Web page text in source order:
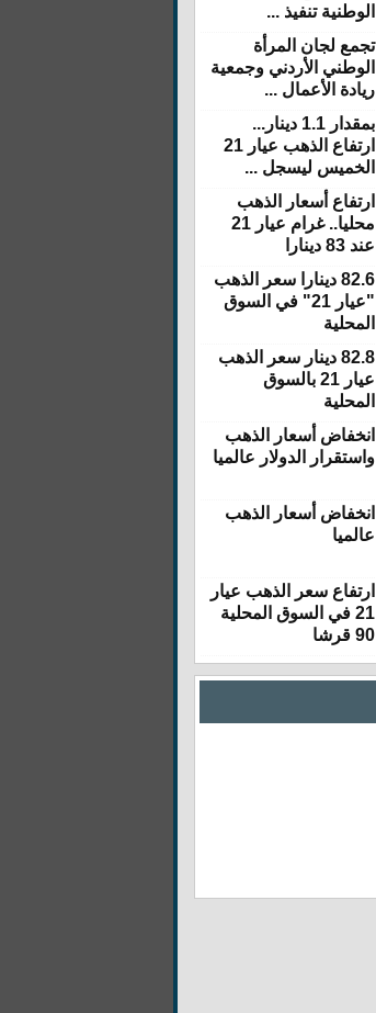
الوطنية تنفيذ ...
تجمع لجان المرأة
الوطني الأردني وجمعية
ريادة الأعمال ...
بمقدار 1.1 دينار...
ارتفاع الذهب عيار 21
الخميس ليسجل ...
ارتفاع أسعار الذهب
محليا.. غرام عيار 21
عند 83 دينارا
82.6 دينارا سعر الذهب
"عيار 21" في السوق
المحلية
82.8 دينار سعر الذهب
عيار 21 بالسوق
المحلية
انخفاض أسعار الذهب
واستقرار الدولار عالميا
انخفاض أسعار الذهب
عالميا
ارتفاع سعر الذهب عيار
21 في السوق المحلية
90 قرشا